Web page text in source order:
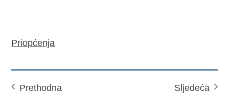
Priopćenja
Prethodna
Sljedeća